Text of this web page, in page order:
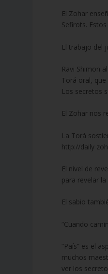
El Zohar
Sefirots.
El trabajo del
Ravi Shimon
Torá oral,
Los secretos
El Zohar nos
La Torá
http://daily
El nivel de
para revelar la
El sabio
“Cuando
“País” es el
muchos
ver los